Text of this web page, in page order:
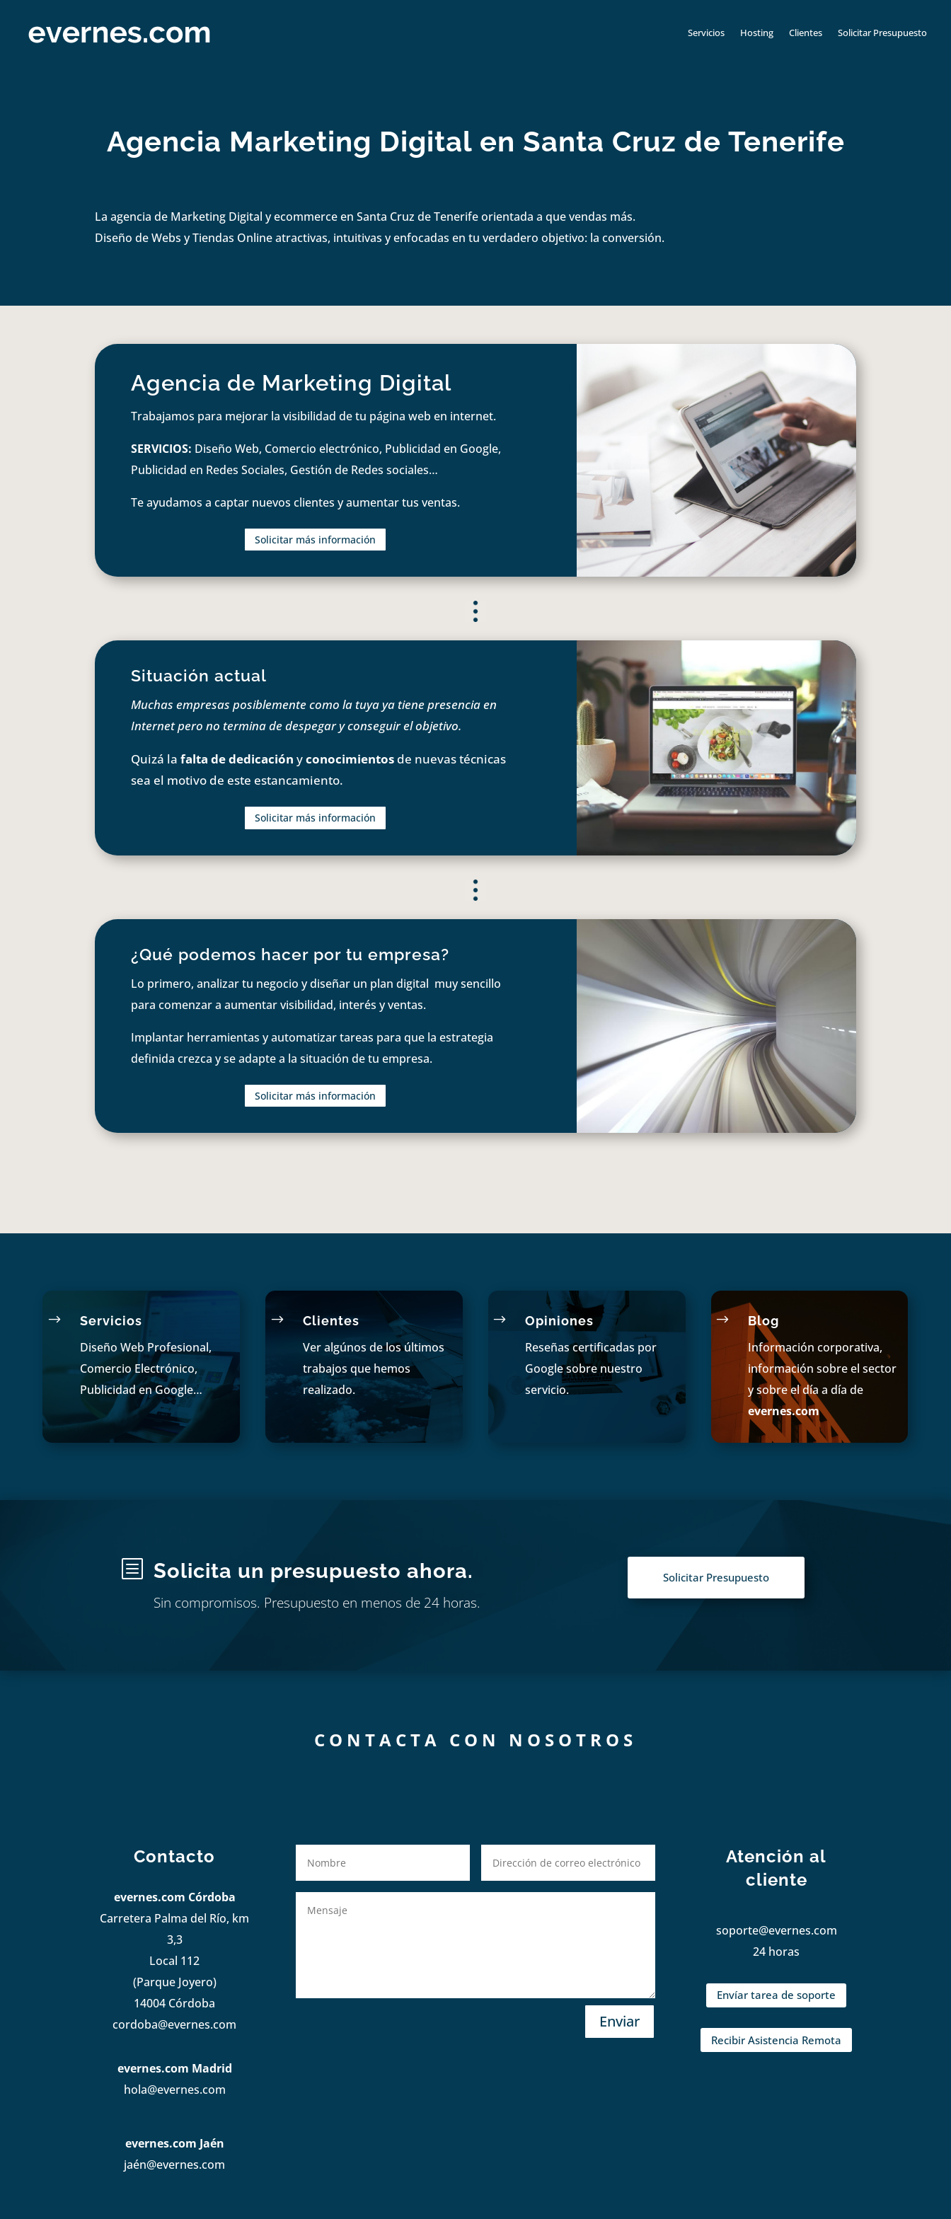
Servicios Hosting Clientes Solicitar Presupuesto
Agencia Marketing Digital en Santa Cruz de Tenerife
La agencia de Marketing Digital y ecommerce en Santa Cruz de Tenerife orientada a que vendas más.
Diseño de Webs y Tiendas Online atractivas, intuitivas y enfocadas en tu verdadero objetivo: la conversión.
Agencia de Marketing Digital
Trabajamos para mejorar la visibilidad de tu página web en internet.
SERVICIOS: Diseño Web, Comercio electrónico, Publicidad en Google,
Publicidad en Redes Sociales, Gestión de Redes sociales…
Te ayudamos a captar nuevos clientes y aumentar tus ventas.
Solicitar más información
Situación actual
Muchas empresas posiblemente como la tuya ya tiene presencia en
Internet pero no termina de despegar y conseguir el objetivo.
Quizá lafalta de dedicación yconocimientos de nuevas técnicas
sea el motivo de este estancamiento.
Solicitar más información
¿Qué podemos hacer por tu empresa?
Lo primero, analizar tu negocio y diseñar un plan digital muy sencillo
para comenzar a aumentar visibilidad, interés y ventas.
Implantar herramientas y automatizar tareas para que la estrategia
definida crezca y se adapte a la situación de tu empresa.
Solicitar más información
$ Servicios
Diseño Web Profesional,
Comercio Electrónico,
Publicidad en Google…
$ Clientes
Ver algúnos de los últimos
trabajos que hemos
realizado.
$ Opiniones
Reseñas certificadas por
Google sobre nuestro
servicio.
$ Blog
Información corporativa,
información sobre el sector
y sobre el día a día de
evernes.com
b Solicita un presupuesto ahora.
Sin compromisos. Presupuesto en menos de 24 horas.
Solicitar Presupuesto
CONTACTA CON NOSOTROS
Contacto
evernes.com Córdoba
Carretera Palma del Río, km
3,3
Local 112
(Parque Joyero)
14004 Córdoba
cordoba@evernes.com
evernes.com Madrid
hola@evernes.com
evernes.com Jaén
jaén@evernes.com
Enviar
Atención al
cliente
soporte@evernes.com
24 horas
Envíar tarea de soporte
Recibir Asistencia Remota